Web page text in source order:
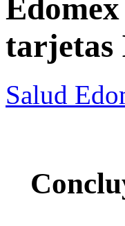
tarjetas
Salud